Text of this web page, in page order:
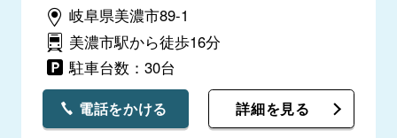
岐阜県美濃市89-1
美濃市駅から徒歩16分
駐車台数：30台
電話をかける 詳細を見る